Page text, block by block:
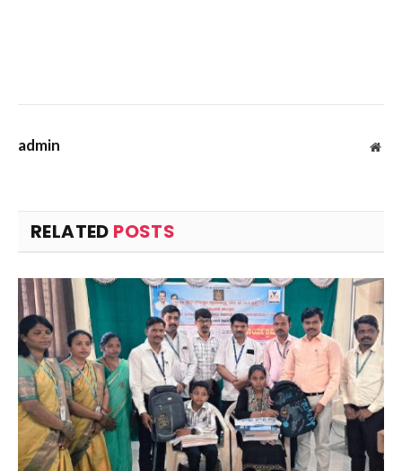
admin
RELATED POSTS